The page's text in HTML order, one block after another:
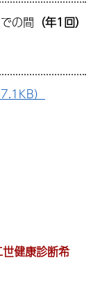
の間 （年1回）
）
世健康診断希